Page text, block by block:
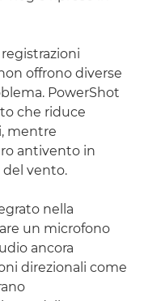
offrono diverse
PowerShot
che riduce
mentre
antivento in
vento.
nella
un microfono
ancora
direzionali come